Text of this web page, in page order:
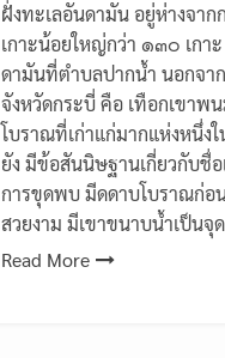
ฝั่งทะเลอันดามัน อยู่ห่างจา
เกาะน้อยใหญ่กว่า ๑๓๐ เกา
ดามันที่ตําบลปากน้ำ นอกจา
จังหวัดกระบี่ คือ เทือกเขาพ
โบราณที่เก่าแก่มากแห่งหนึ่ง
ยัง มีข้อสันนิษฐานเกี่ยวกับชื่
การขุดพบ มีดดาบโบราณก่อ
สวยงาม มีเขาขนาบน้ำเป็น
Read More